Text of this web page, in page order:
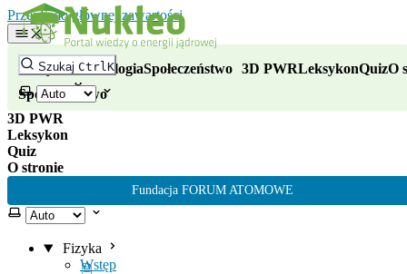
Przejdź do głównej zawartości
Szukaj CtrlK
FizykaTechnologiaSpołeczeństwo 3D PWRLeksykonQuizO
Wybierz motyw
Fizyka
Wstęp
Fizyka
Technologia
Społeczeństwo
3D PWR
Leksykon
Quiz
O stronie
Fundacja FORUM ATOMOWE
Wybierz motyw